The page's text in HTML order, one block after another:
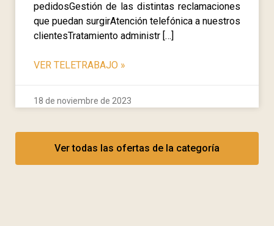
pedidosGestión de las distintas reclamaciones
que puedan surgirAtención telefónica a nuestros
clientesTratamiento administr […]
VER TELETRABAJO »
18 de noviembre de 2023
Ver todas las ofertas de la categoría